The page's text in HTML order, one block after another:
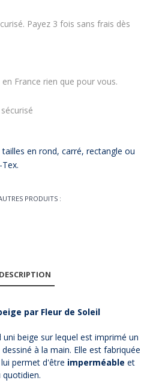
Payez 3 fois sans frais dès
en France rien que pour vous.
en rond, carré, rectangle ou
PRODUITS :
DESCRIPTION
par Fleur de Soleil
uni beige sur lequel est imprimé un
à la main. Elle est fabriquée
permet d'être imperméable et
quotidien.